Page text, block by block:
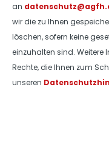
an
wir die zu Ihnen
löschen, sofern keine
einzuhalten sind. Weitere
Rechte, die Ihnen zum
unseren